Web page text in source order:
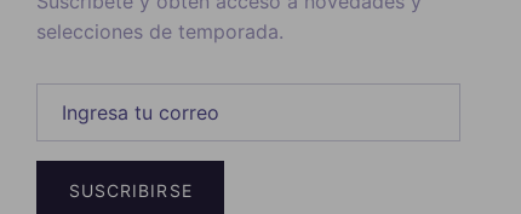
selecciones de temporada.
SUSCRIBIRSE